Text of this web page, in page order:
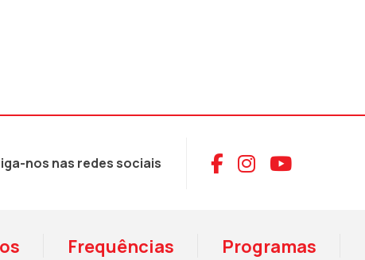
nos nas redes sociais Aceder ao
Aceder ao
Aceder
Frequências Programas